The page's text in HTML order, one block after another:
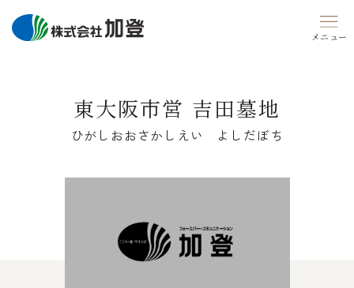
to
東大阪市営 吉田墓地
ひがしおおさかしえい よしだぼち